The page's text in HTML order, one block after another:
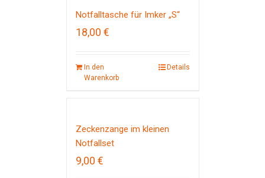
Notfalltasche für Imker „S“
18,00 €
In den
Warenkorb
Details
Zeckenzange im kleinen
Notfallset
9,00 €